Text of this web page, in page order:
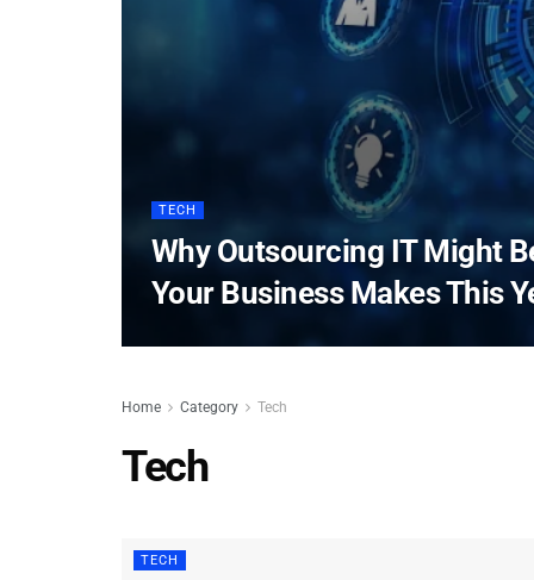
TECH
Why Outsourcing IT Might
Your Business Makes This
Home Category Tech
Tech
TECH